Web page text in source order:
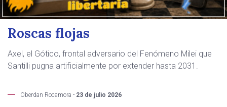
Roscas flojas
Axel, el Gótico, frontal adversario del Fenómeno Milei que
Santilli pugna artificialmente por extender hasta 2031.
Oberdan Rocamora - 23 de julio 2026